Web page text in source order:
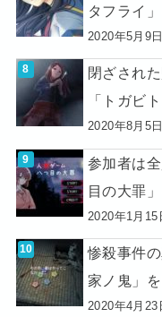
タフライ
2020年5月9
閉ざされ
「トガビ
2020年8月5
参加者は
目の大罪」
2020年1月15
惨殺事件
家ノ鬼」
2020年4月23